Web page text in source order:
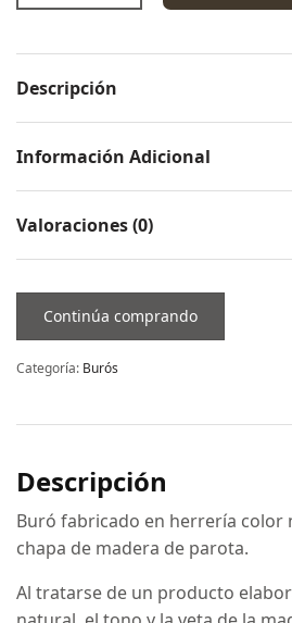
Descripción
Información Adicional
Valoraciones (0)
Continúa comprando
Categoría: Burós
Descripción
Buró fabricado en herrería color
chapa de madera de parota.
Al tratarse de un producto